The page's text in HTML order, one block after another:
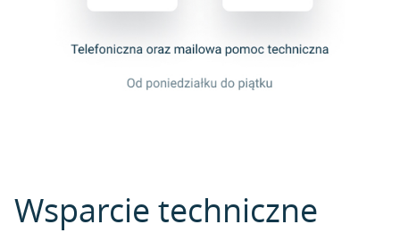
Wsparcie techniczne